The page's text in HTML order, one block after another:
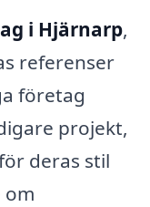
i Hjärnarp,
referenser
företag
projekt,
deras stil
om